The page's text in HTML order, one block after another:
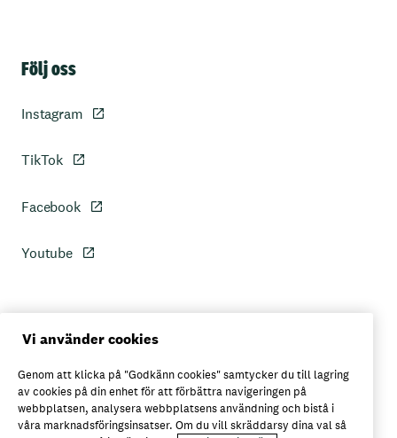
Följ oss
Instagram
TikTok
Facebook
Youtube
Personuppgiftspolicy
Axfoods integritetspolicy
Vi använder cookies
Genom att klicka på "Godkänn cookies" samtycker du till lagring
av cookies på din enhet för att förbättra navigeringen på
webbplatsen, analysera webbplatsens användning och bistå i
våra marknadsföringsinsatser. Om du vill skräddarsy dina val så